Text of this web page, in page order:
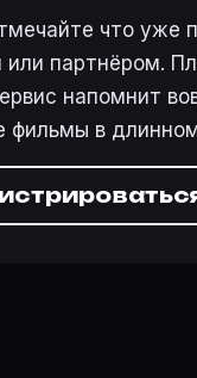
что уже
партнёром.
напомнит
фильмы в